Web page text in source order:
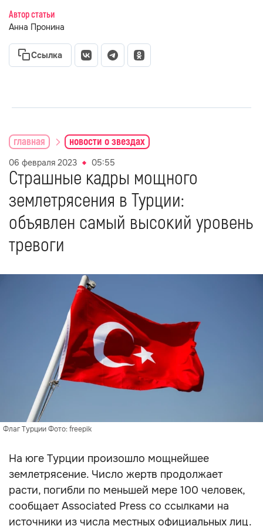
Автор статьи
Анна Пронина
Ссылка
главная новости о звездах
06 февраля 2023 05:55
Страшные кадры мощного
землетрясения в Турции:
объявлен самый высокий уровень
тревоги
Флаг Турции Фото: freepik
На юге Турции произошло мощнейшее
землетрясение. Число жертв продолжает
расти, погибли по меньшей мере 100 человек,
сообщает Associated Press со ссылками на
источники из числа местных официальных лиц.